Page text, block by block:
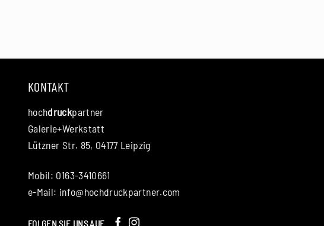
KONTAKT
hochdruckpartner
Galerie+Werkstatt
Lützner Str. 85, 04177 Leipzig
Mobil: 0163-3410661
e-Mail: info@hochdruckpartner.com
FOLGEN SIE UNS AUF